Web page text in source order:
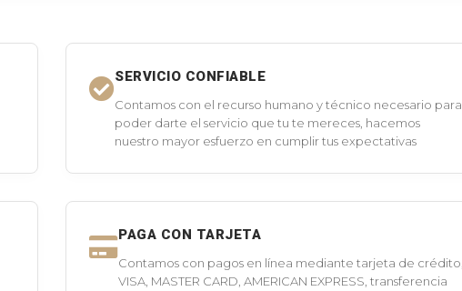
SERVICIO CONFIABLE
Contamos con el recurso humano y técnico necesario para
poder darte el servicio que tu te mereces, hacemos
nuestro mayor esfuerzo en cumplir tus expectativas
PAGA CON TARJETA
Contamos con pagos en línea mediante tarjeta de crédito,
VISA, MASTER CARD, AMERICAN EXPRESS, transferencia